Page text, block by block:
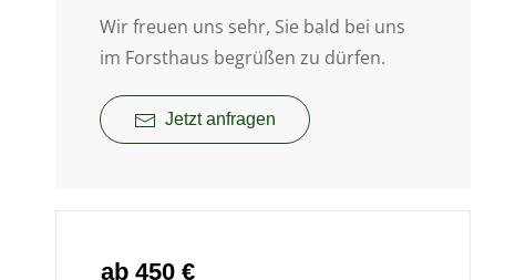
Wir freuen uns sehr, Sie bald bei uns
im Forsthaus begrüßen zu dürfen.
Jetzt anfragen
ab 450 €